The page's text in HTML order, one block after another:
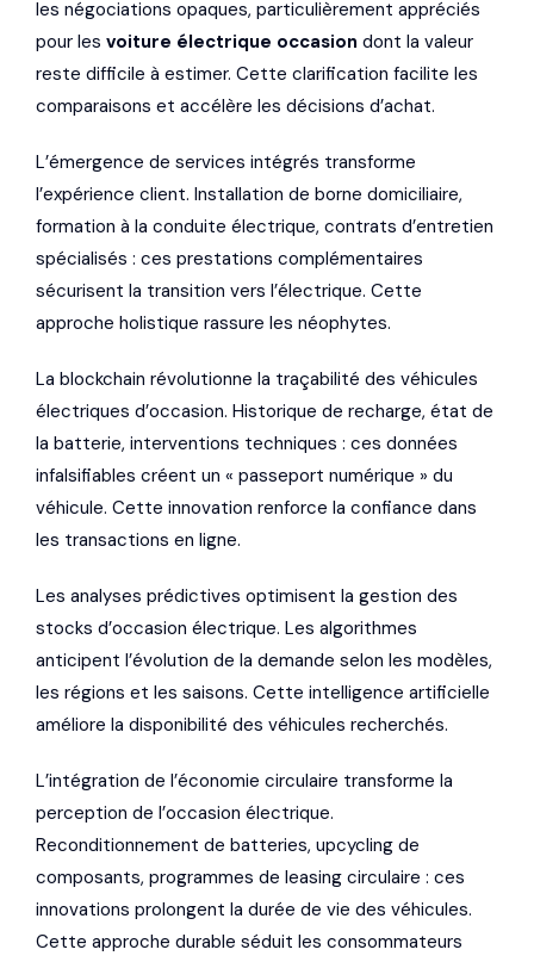
les négociations opaques, particulièrement appréciés
pour les voiture électrique occasion dont la valeur
reste difficile à estimer. Cette clarification facilite les
comparaisons et accélère les décisions d’achat.
L’émergence de services intégrés transforme
l’expérience client. Installation de borne domiciliaire,
formation à la conduite électrique, contrats d’entretien
spécialisés : ces prestations complémentaires
sécurisent la transition vers l’électrique. Cette
approche holistique rassure les néophytes.
La blockchain révolutionne la traçabilité des véhicules
électriques d’occasion. Historique de recharge, état de
la batterie, interventions techniques : ces données
infalsifiables créent un « passeport numérique » du
véhicule. Cette innovation renforce la confiance dans
les transactions en ligne.
Les analyses prédictives optimisent la gestion des
stocks d’occasion électrique. Les algorithmes
anticipent l’évolution de la demande selon les modèles,
les régions et les saisons. Cette intelligence artificielle
améliore la disponibilité des véhicules recherchés.
L’intégration de l’économie circulaire transforme la
perception de l’occasion électrique.
Reconditionnement de batteries, upcycling de
composants, programmes de leasing circulaire : ces
innovations prolongent la durée de vie des véhicules.
Cette approche durable séduit les consommateurs